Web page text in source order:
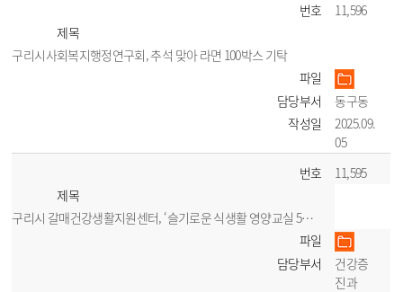
번호
11,596
제목
구리시사회복지행정연구회, 추석 맞아 라면 100박스 기탁
파일
담당부서
동구동
작성일
2025.09.
05
번호
11,595
제목
구리시 갈매건강생활지원센터, ‘슬기로운 식생활 영양교실 5기’ 개강
파일
담당부서
건강증
진과